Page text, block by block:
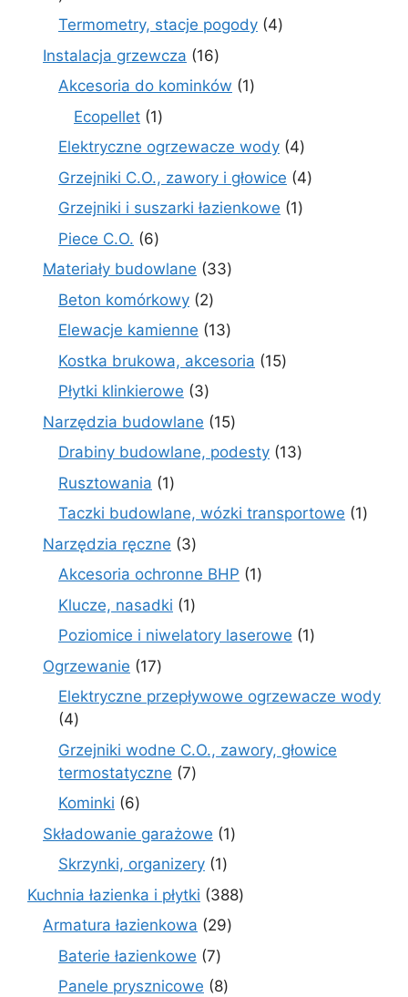
produktów
Termometry, stacje pogody 44
Instalacja grzewcza 1616
produktów
Akcesoria do kominków 11
Ecopellet 11
Elektryczne ogrzewacze wody 44
produkty
Grzejniki C.O., zawory i głowice 44
Grzejniki i suszarki łazienkowe 11
Piece C.O. 66
produktów
Materiały budowlane 3333
Beton komórkowy 22
produkty
Elewacje kamienne 1313
produktów
Kostka brukowa, akcesoria 1515
Płytki klinkierowe 33
produkty
Narzędzia budowlane 1515
produktów
Drabiny budowlane, podesty 1313
Rusztowania 11
produkt
Taczki budowlane, wózki transportowe 11
Narzędzia ręczne 33
produkty
Akcesoria ochronne BHP 11
Klucze, nasadki 11
produkt
Poziomice i niwelatory laserowe 11
Ogrzewanie 1717
produktów
Elektryczne przepływowe ogrzewacze wody
44
produkty
Grzejniki wodne C.O., zawory, głowice
termostatyczne 77
Kominki 66
produktów
Składowanie garażowe 11
Skrzynki, organizery 11
produkt
Kuchnia łazienka i płytki 388388
Armatura łazienkowa 2929
Baterie łazienkowe 77
produktów
Panele prysznicowe 88